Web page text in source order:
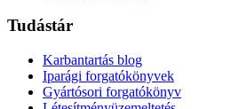
Tudástár
Karbantartás blog
Iparági forgatókönyvek
Gyártósori forgatókönyv